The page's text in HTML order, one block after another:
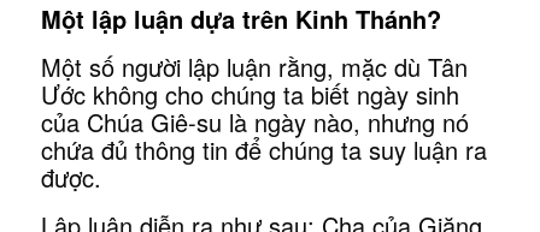
Một lập luận dựa trên Kinh Thánh?
Một số người lập luận rằng, mặc dù Tân
Ước không cho chúng ta biết ngày sinh
của Chúa Giê-su là ngày nào, nhưng nó
chứa đủ thông tin để chúng ta suy luận ra
được.